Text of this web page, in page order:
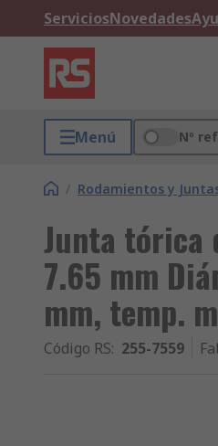
ServiciosNovedades
Menú Nº
/ Rodamientos y
Junta tórica
7.65 mm
mm, temp.
Código RS: 255-7559